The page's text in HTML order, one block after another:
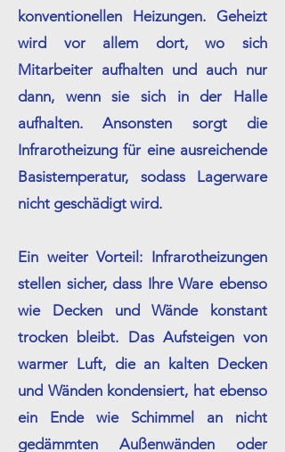
konventionellen Heizungen. Geheizt
wird vor allem dort, wo sich
Mitarbeiter aufhalten und auch nur
dann, wenn sie sich in der Halle
aufhalten. Ansonsten sorgt die
Infrarotheizung für eine ausreichende
Basistemperatur, sodass Lagerware
nicht geschädigt wird.
Ein weiter Vorteil: Infrarotheizungen
stellen sicher, dass Ihre Ware ebenso
wie Decken und Wände konstant
trocken bleibt. Das Aufsteigen von
warmer Luft, die an kalten Decken
und Wänden kondensiert, hat ebenso
ein Ende wie Schimmel an nicht
gedämmten Außenwänden oder